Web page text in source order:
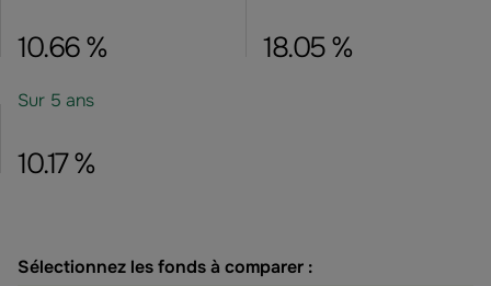
10.66 % 18.05 %
Sur 5 ans
10.17 %
Sélectionnez les fonds à comparer :